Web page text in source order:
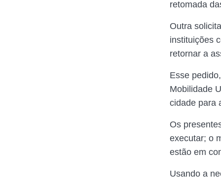
retomada
Outra
instituições
retornar a
Esse
Mobilidade
cidade para
Os
executar; o
estão em
Usando a